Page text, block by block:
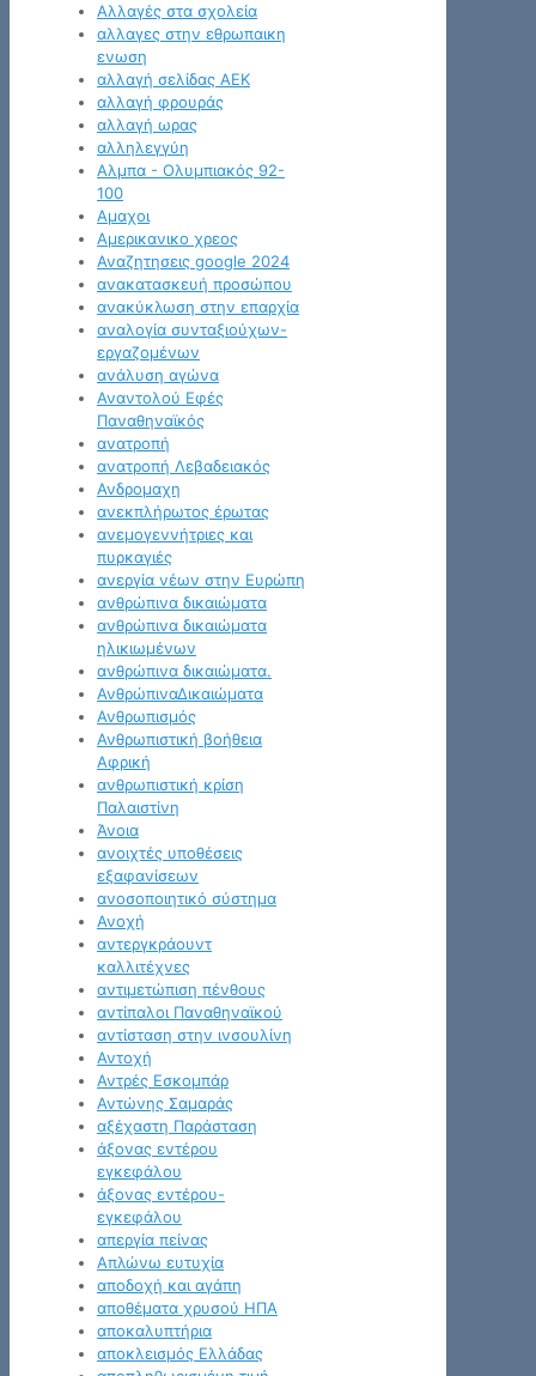
Αλλαγές στα σχολεία
αλλαγες στην εθρωπαικη
ενωση
αλλαγή σελίδας ΑΕΚ
αλλαγή φρουράς
αλλαγή ωρας
αλληλεγγύη
Αλμπα - Ολυμπιακός 92-
100
Αμαχοι
Αμερικανικο χρεος
Αναζητησεις google 2024
ανακατασκευή προσώπου
ανακύκλωση στην επαρχία
αναλογία συνταξιούχων-
εργαζομένων
ανάλυση αγώνα
Αναντολού Εφές
Παναθηναϊκός
ανατροπή
ανατροπή Λεβαδειακός
Ανδρομαχη
ανεκπλήρωτος έρωτας
ανεμογεννήτριες και
πυρκαγιές
ανεργία νέων στην Ευρώπη
ανθρώπινα δικαιώματα
ανθρώπινα δικαιώματα
ηλικιωμένων
ανθρώπινα δικαιώματα.
ΑνθρώπιναΔικαιώματα
Ανθρωπισμός
Ανθρωπιστική βοήθεια
Αφρική
ανθρωπιστική κρίση
Παλαιστίνη
Άνοια
ανοιχτές υποθέσεις
εξαφανίσεων
ανοσοποιητικό σύστημα
Ανοχή
αντεργκράουντ
καλλιτέχνες
αντιμετώπιση πένθους
αντίπαλοι Παναθηναϊκού
αντίσταση στην ινσουλίνη
Αντοχή
Αντρές Εσκομπάρ
Αντώνης Σαμαράς
αξέχαστη Παράσταση
άξονας εντέρου
εγκεφάλου
άξονας εντέρου-
εγκεφάλου
απεργία πείνας
Απλώνω ευτυχία
αποδοχή και αγάπη
αποθέματα χρυσού ΗΠΑ
αποκαλυπτήρια
αποκλεισμός Ελλάδας